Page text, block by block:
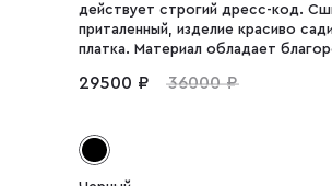
действует строгий дресс-код.
приталенный, изделие красиво
платка. Материал обладает
29500 ₽ 36000 ₽